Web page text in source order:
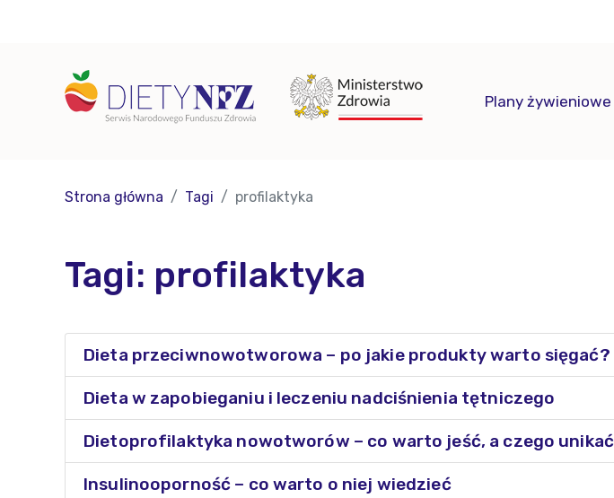
Plany żywieniowe
Strona główna Tagi profilaktyka
Tagi: profilaktyka
Dieta przeciwnowotworowa – po jakie produkty warto sięgać?
Dieta w zapobieganiu i leczeniu nadciśnienia tętniczego
Dietoprofilaktyka nowotworów – co warto jeść, a czego unikać
Insulinooporność – co warto o niej wiedzieć